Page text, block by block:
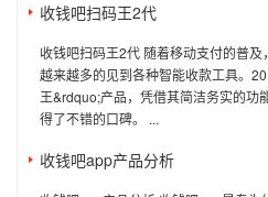
收钱吧扫码王2代
收钱吧扫码王2代 随着移动支付的普
越来越多的见到各种智能收款工具。
王&rdquo;产品，凭借其简洁务实的功
得了不错的口碑。 ...
收钱吧app产品分析